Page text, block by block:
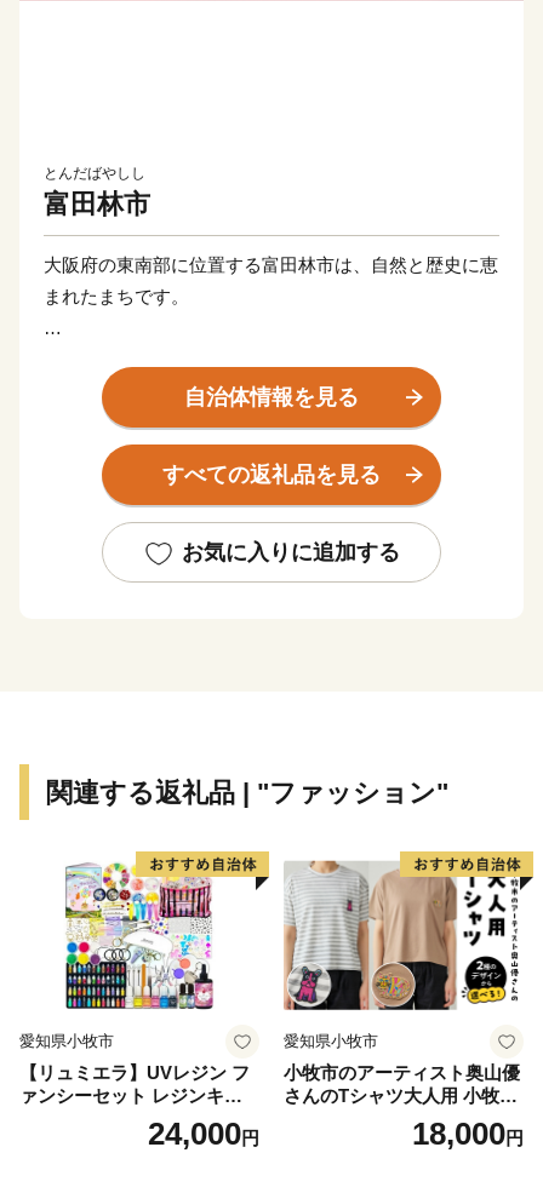
とんだばやしし
富田林市
大阪府の東南部に位置する富田林市は、自然と歴史に恵
まれたまちです。
広がり、古くからまちが開けたところで、特に富田林寺
内町は、大阪府内唯一の重要伝統的建造物群保存地区に
選定されており、歴史的に貴重な町並みが残されていま
豊かな丘陵と美しい田園風景が広がり、自然景観にあふ
れています。また、西部丘陵地域は、計画的に開発の進
自治体情報を見る
すべての返礼品を見る
お気に入りに追加する
関連する返礼品 | "ファッション"
愛知県小牧市
【リュミエラ】UVレジン フ
ァンシーセット レジンキッ
ト ハンドメイド レジンクラ
フト アクセサリーキット 手
24,000円
愛知県小牧市
小牧市のアーティスト奥山優
さんのTシャツ大人用 小牧市
18,000円